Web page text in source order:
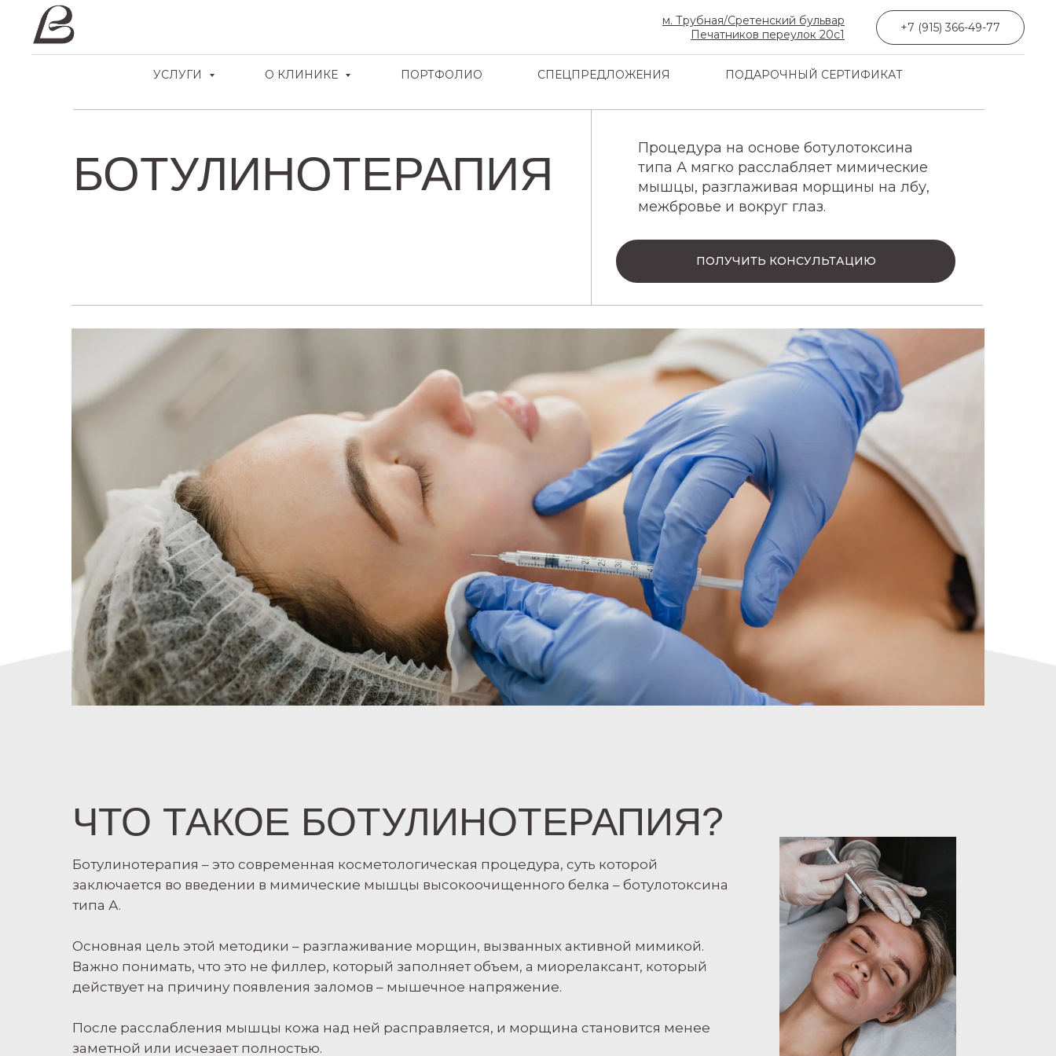
м. Трубная/Сретенский бульвар
Печатников переулок 20с1
+7 (915) 366-49-77
УСЛУГИ О КЛИНИКЕ ПОРТФОЛИО СПЕЦПРЕДЛОЖЕНИЯ ПОДАРОЧНЫЙ СЕРТИФИКАТ
БОТУЛИНОТЕРАПИЯ
Процедура на основе ботулотоксина
типа А мягко расслабляет мимические
мышцы, разглаживая морщины на лбу,
межбровье и вокруг глаз.
ПОЛУЧИТЬ КОНСУЛЬТАЦИЮ
ЧТО ТАКОЕ БОТУЛИНОТЕРАПИЯ?
Ботулинотерапия – это современная косметологическая процедура, суть которой
заключается во введении в мимические мышцы высокоочищенного белка – ботулотоксина
типа А.
Основная цель этой методики – разглаживание морщин, вызванных активной мимикой.
Важно понимать, что это не филлер, который заполняет объем, а миорелаксант, который
действует на причину появления заломов – мышечное напряжение.
После расслабления мышцы кожа над ней расправляется, и морщина становится менее
заметной или исчезает полностью.